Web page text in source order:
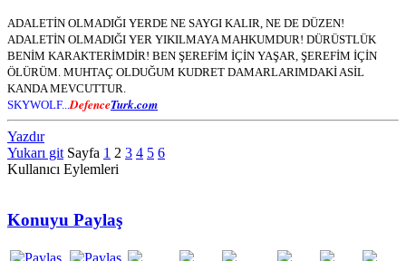
ADALETİN OLMADIĞI YERDE NE SAYGI KALIR, NE DE DÜZEN!
ADALETİN OLMADIĞI YER YIKILMAYA MAHKUMDUR! DÜRÜSTLÜK
BENİM KARAKTERİMDİR! BEN ŞEREFİM İÇİN YAŞAR, ŞEREFİM İÇİN
ÖLÜRÜM. MUHTAÇ OLDUĞUM KUDRET DAMARLARIMDAKİ ASİL
KANDA MEVCUTTUR.
SKYWOLF... DefenceTurk.com
Yazdır
Yukarı git Sayfa 1 2 3 4 5 6
Kullanıcı Eylemleri
Konuyu Paylaş